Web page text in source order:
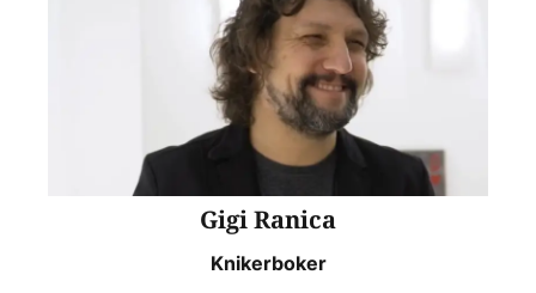
Gigi Ranica
Knikerboker